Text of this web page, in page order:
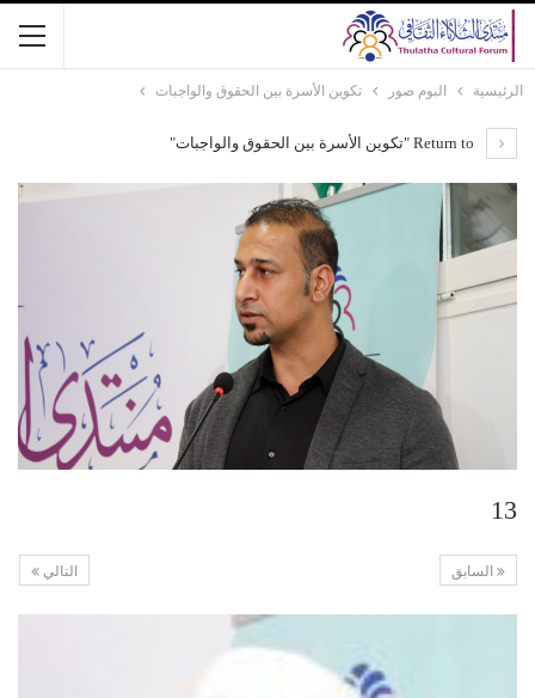
الرئيسية البوم صور تكوين الأسرة بين الحقوق والواجبات
13
التالي السابق